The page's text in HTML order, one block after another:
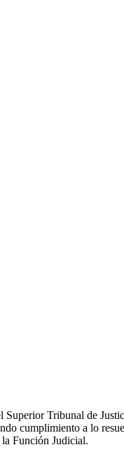
Tribunal de
cumplimiento a lo
Función Judicial.